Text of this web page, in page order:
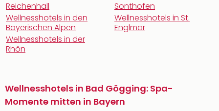
Reichenhall
Wellnesshotels in den
Bayerischen Alpen
Wellnesshotels in der
Rhön
Sonthofen
Wellnesshotels in St.
Englmar
Wellnesshotels in Bad Gögging: Spa-
Momente mitten in Bayern